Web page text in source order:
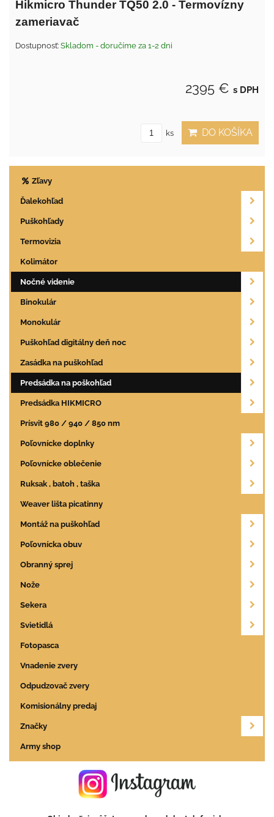
Hikmicro Thunder TQ50 2.0 - Termovízny
zameriavač
Dostupnosť: Skladom - doručíme za 1-2 dni
2395 € s DPH
ks DO KOŠÍKA
Zľavy
Ďalekohľad
Puškohľady
Termovizia
Kolimátor
Nočné videnie
Binokulár
Monokulár
Puškohľad digitálny deň noc
Zasádka na puškohľad
Predsádka na poškohľad
Predsádka HIKMICRO
Prísvit 980 / 940 / 850 nm
Poľovnícke doplnky
Poľovnícke oblečenie
Ruksak , batoh , taška
Weaver lišta picatinny
Montáž na puškohľad
Poľovnícka obuv
Obranný sprej
Nože
Sekera
Svietidlá
Fotopasca
Vnadenie zvery
Odpudzovač zvery
Komisionálny predaj
Značky
Army shop